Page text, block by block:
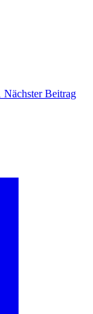
Nächster Beitrag